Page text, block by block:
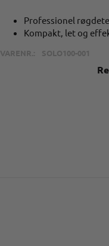
Professionel
Kompakt, let og
VARENR.: SOLO100-001